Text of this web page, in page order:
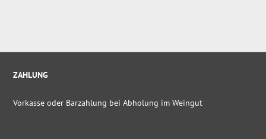
ZAHLUNG
Vorkasse oder Barzahlung bei Abholung im Weingut